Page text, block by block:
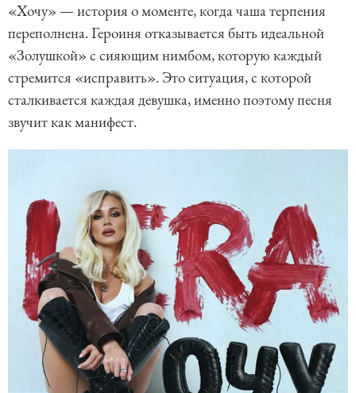
«Хочу» — история о моменте, когда чаша терпения
переполнена. Героиня отказывается быть идеальной
«Золушкой» с сияющим нимбом, которую каждый
стремится «исправить». Это ситуация, с которой
сталкивается каждая девушка, именно поэтому песня
звучит как манифест.